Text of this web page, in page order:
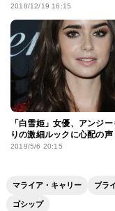
2018/12/19 16:15
「白雪姫」女優、アンジー
りの激細ルックに心配の声
2019/5/6 20:15
マライア・キャリー ブラ
ゴシップ